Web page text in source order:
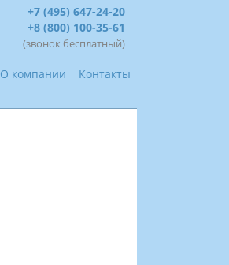
+7 (495) 647-24-20
+8 (800) 100-35-61
(звонок бесплатный)
О компании Контакты